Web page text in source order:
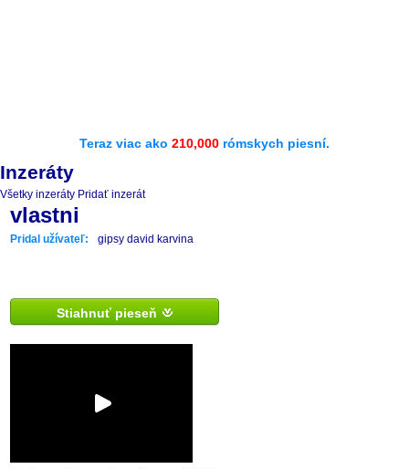
Teraz viac ako 210,000 rómskych piesní.
Inzeráty
Všetky inzeráty Pridať inzerát
vlastni
Pridal užívateľ: gipsy david karvina
Stiahnuť pieseň